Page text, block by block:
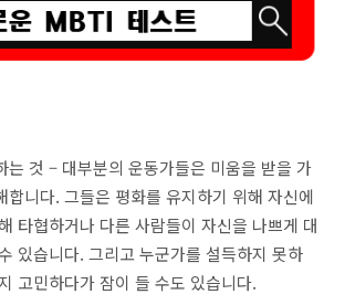
는 것 – 대부분의 운동가들은 미움을 받을 가
합니다. 그들은 평화를 유지하기 위해 자신에
타협하거나 다른 사람들이 자신을 나쁘게 대
있습니다. 그리고 누군가를 설득하지 못하
고민하다가 잠이 들 수도 있습니다.